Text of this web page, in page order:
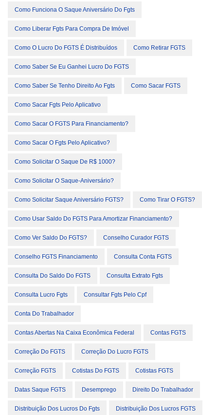
Como Funciona O Saque Aniversário Do Fgts
Como Liberar Fgts Para Compra De Imóvel
Como O Lucro Do FGTS É Distribuídos Como Retirar FGTS
Como Saber Se Eu Ganhei Lucro Do FGTS
Como Saber Se Tenho Direito Ao Fgts Como Sacar FGTS
Como Sacar Fgts Pelo Aplicativo
Como Sacar O FGTS Para Financiamento?
Como Sacar O Fgts Pelo Aplicativo?
Como Solicitar O Saque De R$ 1000?
Como Solicitar O Saque-Aniversário?
Como Solicitar Saque Aniversário FGTS? Como Tirar O FGTS?
Como Usar Saldo Do FGTS Para Amortizar Financiamento?
Como Ver Saldo Do FGTS? Conselho Curador FGTS
Conselho FGTS Financiamento Consulta Conta FGTS
Consulta Do Saldo Do FGTS Consulta Extrato Fgts
Consulta Lucro Fgts Consultar Fgts Pelo Cpf
Conta Do Trabalhador
Contas Abertas Na Caixa Econômica Federal Contas FGTS
Correção Do FGTS Correção Do Lucro FGTS
Correção FGTS Cotistas Do FGTS Cotistas FGTS
Datas Saque FGTS Desemprego Direito Do Trabalhador
Distribuição Dos Lucros Do Fgts Distribuição Dos Lucros FGTS